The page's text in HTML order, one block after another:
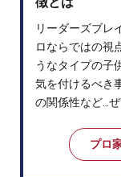
リーダーズブレ
ロならではの視
うなタイプの子
気を付けるべき
の関係性など…ぜ
プロ